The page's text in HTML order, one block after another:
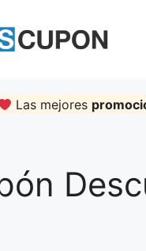
Las mejores